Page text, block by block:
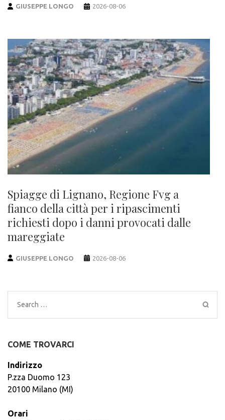
GIUSEPPE LONGO 2026-08-06
Spiagge di Lignano, Regione Fvg a
fianco della città per i ripascimenti
richiesti dopo i danni provocati dalle
mareggiate
GIUSEPPE LONGO 2026-08-06
Search
for:
COME TROVARCI
Indirizzo
P.zza Duomo 123
20100 Milano (MI)
Orari